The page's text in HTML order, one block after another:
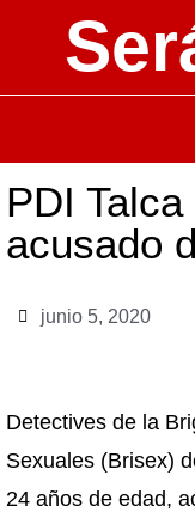
PDI
acusado
junio 5, 2020
Detectives de la
Sexuales (Brisex)
24 años de edad,